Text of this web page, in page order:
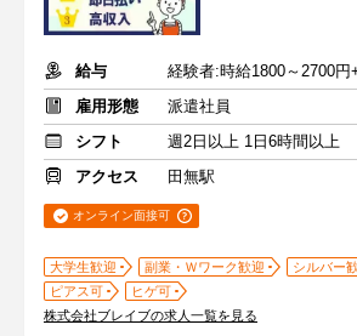
給与
経験者:時給1800～2700円
雇用形態
派遣社員
シフト
週2日以上 1日6時間以上
アクセス
田無駅
オンライン面接可
大学生歓迎 副業・Ｗワーク歓迎
シルバー
ピアス可
ヒゲ可
株式会社ブレイブの求人一覧を見る